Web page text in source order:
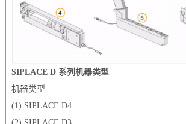
SIPLACE D 系列机器类型
机器类型
(1) SIPLACE D4